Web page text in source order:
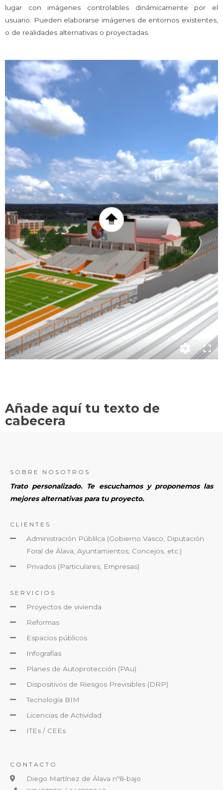
lugar con imágenes controlables dinámicamente por el
usuario. Pueden elaborarse imágenes de entornos existentes,
o de realidades alternativas o proyectadas.
Añade aquí tu texto de
cabecera
SOBRE NOSOTROS
Trato personalizado. Te escuchamos y proponemos las
mejores alternativas para tu proyecto.
CLIENTES
Administración Públilca (Gobierno Vasco, Diputación
Foral de Álava, Ayuntamientos, Concejos, etc.)
Privados (Particulares, Empresas)
SERVICIOS
Proyectos de vivienda
Reformas
Espacios públicos
Infografías
Planes de Autoprotección (PAu)
Dispositivos de Riesgos Previsibles (DRP)
Tecnología BIM
Licencias de Actividad
ITEs / CEEs
CONTACTO
Diego Martínez de Álava nº8-bajo